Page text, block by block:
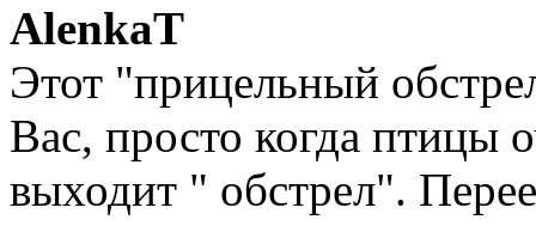
AlenkaT
Этот "прицельный
Вас, просто когда птицы
выходит " обстрел".